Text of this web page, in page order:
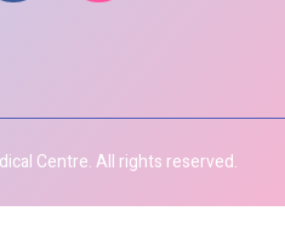
Centre. All rights reserved.